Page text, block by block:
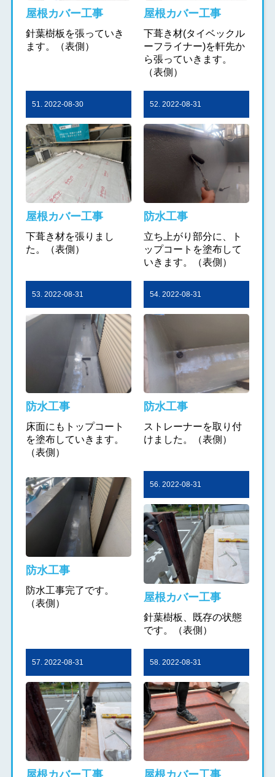
屋根カバー工事
針葉樹板を張っていき
ます。（表側）
屋根カバー工事
下葺き材(タイベックル
ーフライナー)を軒先か
ら張っていきます。
（表側）
51. 2022-08-30
屋根カバー工事
下葺き材を張りまし
た。（表側）
52. 2022-08-31
防水工事
立ち上がり部分に、ト
ップコートを塗布して
いきます。（表側）
53. 2022-08-31
防水工事
床面にもトップコート
を塗布していきます。
（表側）
54. 2022-08-31
防水工事
ストレーナーを取り付
けました。（表側）
防水工事
防水工事完了です。
（表側）
56. 2022-08-31
屋根カバー工事
針葉樹板、既存の状態
です。（表側）
57. 2022-08-31 58. 2022-08-31